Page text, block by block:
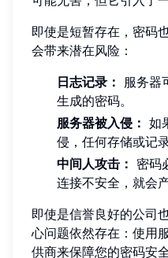
即使是短暂存在，密码
会带来潜在风险：
日志记录： 服务器
生成的密码。
服务器被入侵： 如
侵，任何存储或记
中间人攻击： 密码
连接不安全，就会
即使是信誉良好的公司
心问题依然存在：使用
供商来保障您的密码安